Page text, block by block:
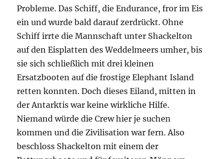
Probleme. Das Schiff, die Endurance, fror im Eis
ein und wurde bald darauf zerdrückt. Ohne
Schiff irrte die Mannschaft unter Shackelton
auf den Eisplatten des Weddelmeers umher, bis
sie sich schließlich mit drei kleinen
Ersatzbooten auf die frostige Elephant Island
retten konnten. Doch dieses Eiland, mitten in
der Antarktis war keine wirkliche Hilfe.
Niemand würde die Crew hier je suchen
kommen und die Zivilisation war fern. Also
beschloss Shackelton mit einem der